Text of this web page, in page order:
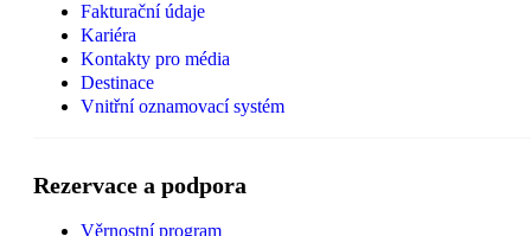
Fakturační údaje
Kariéra
Kontakty pro média
Destinace
Vnitřní oznamovací systém
Rezervace a podpora
Věrnostní program